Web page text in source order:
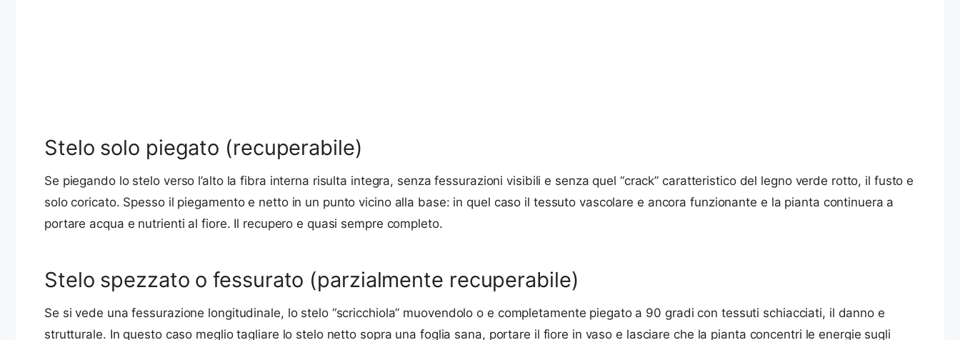
Stelo solo piegato (recuperabile)
Se piegando lo stelo verso l’alto la fibra interna risulta integra, senza fessurazioni visibili e senza quel “crack” caratteristico del legno verde rotto, il fusto e
solo coricato. Spesso il piegamento e netto in un punto vicino alla base: in quel caso il tessuto vascolare e ancora funzionante e la pianta continuera a
portare acqua e nutrienti al fiore. Il recupero e quasi sempre completo.
Stelo spezzato o fessurato (parzialmente recuperabile)
Se si vede una fessurazione longitudinale, lo stelo “scricchiola” muovendolo o e completamente piegato a 90 gradi con tessuti schiacciati, il danno e
strutturale. In questo caso meglio tagliare lo stelo netto sopra una foglia sana, portare il fiore in vaso e lasciare che la pianta concentri le energie sugli